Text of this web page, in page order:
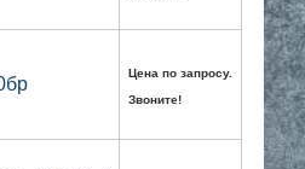
Цена по запросу.
Звоните!